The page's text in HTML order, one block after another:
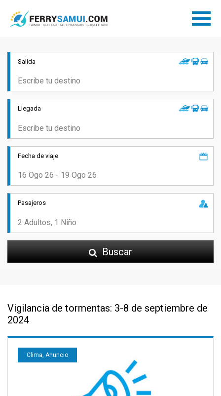
Salida
Llegada
Fecha de viaje
Pasajeros
Buscar
Vigilancia de tormentas: 3-8 de septiembre de
2024
Clima, Anuncio